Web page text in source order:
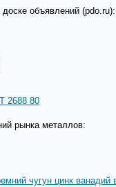
объявлений (pdo.ru):
2688 80
рынка металлов:
чугун цинк